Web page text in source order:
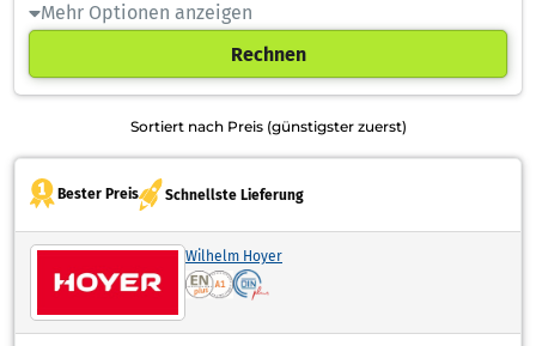
Mehr Optionen anzeigen
Rechnen
Sortiert nach Preis (günstigster zuerst)
Bester Preis Schnellste Lieferung
Wilhelm Hoyer